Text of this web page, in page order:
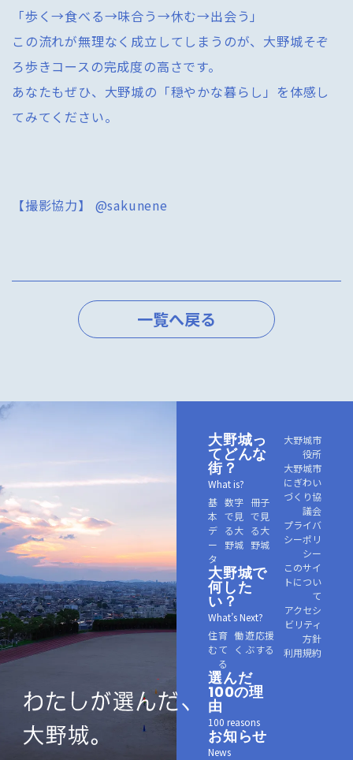
「歩く→食べる→味合う→休む→出会う」
この流れが無理なく成立してしまうのが、大野城そぞ
ろ歩きコースの完成度の高さです。
あなたもぜひ、大野城の「穏やかな暮らし」を体感し
てみてください。
【撮影協力】 @sakunene
一覧へ戻る
大野城っ
てどんな
街？
What is?
基
本
デ
ー
タ
数字
で見
る大
野城
冊子
で見
る大
野城
大野城で
何した
い？
What’s Next?
住
む
育
て
る
働
く
遊
ぶ
応援
する
選んだ
100の理
由
100 reasons
お知らせ
News
大野城市
役所
大野城市
にぎわい
づくり協
議会
プライバ
シーポリ
シー
このサイ
トについ
て
アクセシ
ビリティ
方針
利用規約